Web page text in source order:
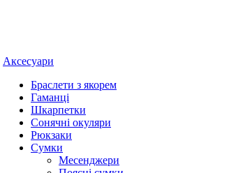
Аксесуари
Браслети з якорем
Гаманці
Шкарпетки
Сонячні окуляри
Рюкзаки
Сумки
Месенджери